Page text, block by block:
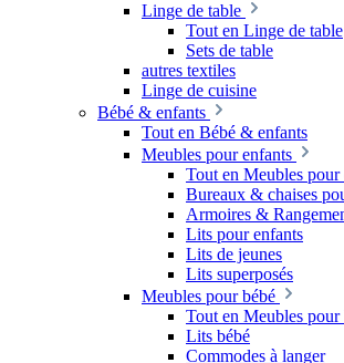
Linge de table
Tout en Linge de table
Sets de table
autres textiles
Linge de cuisine
Bébé & enfants
Tout en Bébé & enfants
Meubles pour enfants
Tout en Meubles pour
Bureaux & chaises
Armoires &
Lits pour enfants
Lits de jeunes
Lits superposés
Meubles pour bébé
Tout en Meubles pour
Lits bébé
Commodes à langer